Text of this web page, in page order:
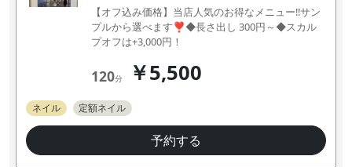
【オフ込み価格】当店人気のお得なメニュー!!サン
プルから選べます❣◆長さ出し 300円～◆スカル
プオフは+3,000円！
120分 ￥5,500
ネイル 定額ネイル
予約する